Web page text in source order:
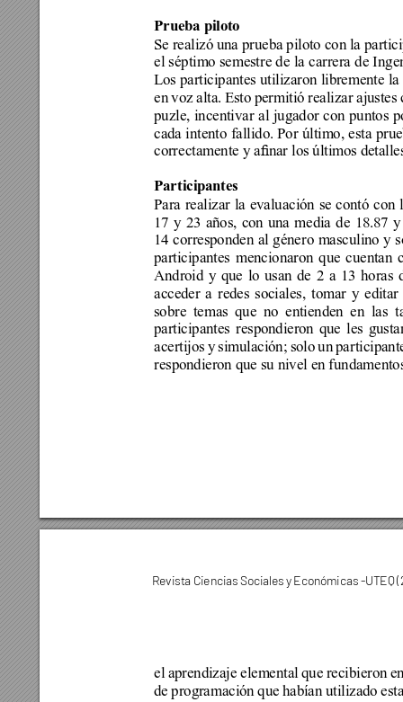
Prueba piloto
Se realizó una prueba piloto con la
el séptimo semestre de la carrera de
Los participantes utilizaron libremente
en voz alta. Esto permitió realizar
puzle, incentivar al jugador con puntos
cada intento fallido. Por último, esta
correctamente y anar los últimos
Participantes
Para realizar la evaluación se contó
17 y 23 años, con una media de 18.87
14 corresponden al género masculino
participantes mencionaron que
Android y que lo usan de 2 a 13 horas
acceder a redes sociales, tomar y
sobre temas que no entienden en
participantes respondieron que les
acertijos y simulación; solo un
respondieron que su nivel en
Revista Ciencias Sociales y Económicas -UTEQ
el aprendizaje elemental que recibieron
de programación que habían utilizado